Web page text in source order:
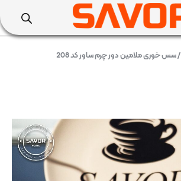
/ سس خوری ملامین دور چرم ساور کد 208